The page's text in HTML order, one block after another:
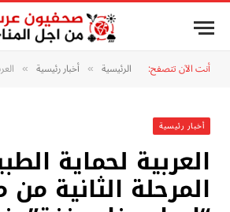
أنت الآن تتصفح: الرئيسية » أخبار رئيسية » العربية
أخبار رئيسية
العربية لحماية
المرحلة الثانية